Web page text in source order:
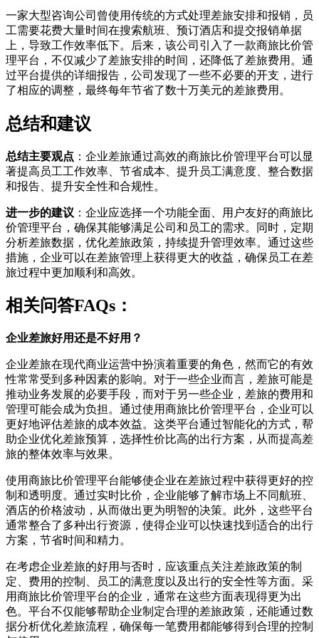
一家大型咨询公司曾使用传统的方式处理差旅安排和报销，员
工需要花费大量时间在搜索航班、预订酒店和提交报销单据
上，导致工作效率低下。后来，该公司引入了一款商旅比价管
理平台，不仅减少了差旅安排的时间，还降低了差旅费用。通
过平台提供的详细报告，公司发现了一些不必要的开支，进行
了相应的调整，最终每年节省了数十万美元的差旅费用。
总结和建议
总结主要观点 ：企业差旅通过高效的商旅比价管理平台可以显
著提高员工工作效率、节省成本、提升员工满意度、整合数据
和报告、提升安全性和合规性。
进一步的建议 ：企业应选择一个功能全面、用户友好的商旅比
价管理平台，确保其能够满足公司和员工的需求。同时，定期
分析差旅数据，优化差旅政策，持续提升管理效率。通过这些
措施，企业可以在差旅管理上获得更大的收益，确保员工在差
旅过程中更加顺利和高效。
相关问答FAQs：
企业差旅好用还是不好用？
企业差旅在现代商业运营中扮演着重要的角色，然而它的有效
性常常受到多种因素的影响。对于一些企业而言，差旅可能是
推动业务发展的必要手段，而对于另一些企业，差旅的费用和
管理可能会成为负担。通过使用商旅比价管理平台，企业可以
更好地评估差旅的成本效益。这类平台通过智能化的方式，帮
助企业优化差旅预算，选择性价比高的出行方案，从而提高差
旅的整体效率与效果。
使用商旅比价管理平台能够使企业在差旅过程中获得更好的控
制和透明度。通过实时比价，企业能够了解市场上不同航班、
酒店的价格波动，从而做出更为明智的决策。此外，这些平台
通常整合了多种出行资源，使得企业可以快速找到适合的出行
方案，节省时间和精力。
在考虑企业差旅的好用与否时，应该重点关注差旅政策的制
定、费用的控制、员工的满意度以及出行的安全性等方面。采
用商旅比价管理平台的企业，通常在这些方面表现得更为出
色。平台不仅能够帮助企业制定合理的差旅政策，还能通过数
据分析优化差旅流程，确保每一笔费用都能够得到合理的控制